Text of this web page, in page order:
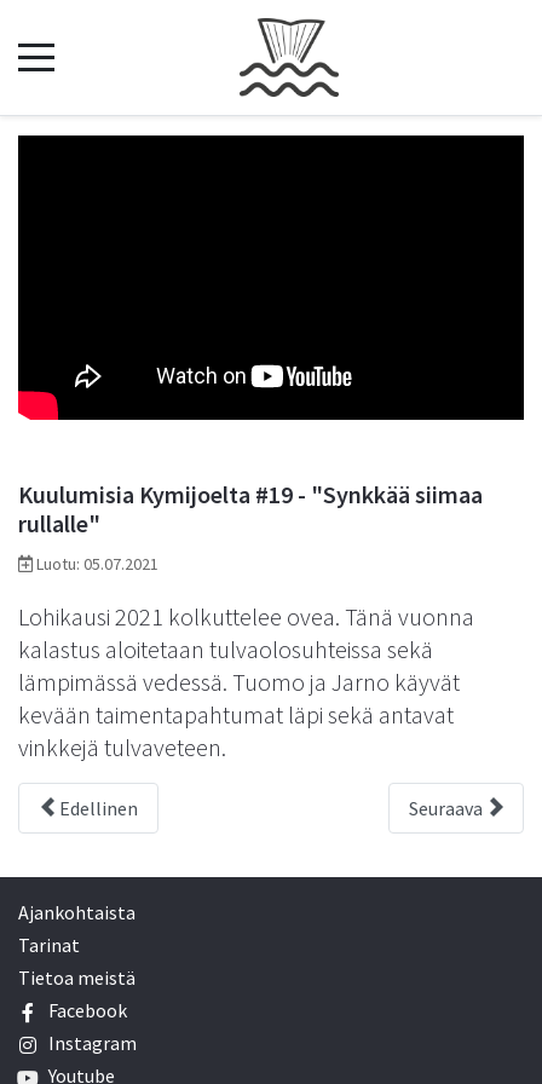
Kuulumisia Kymijoelta #19 - "Synkkää siimaa
rullalle"
Luotu: 05.07.2021
Lohikausi 2021 kolkuttelee ovea. Tänä vuonna
kalastus aloitetaan tulvaolosuhteissa sekä
lämpimässä vedessä. Tuomo ja Jarno käyvät
kevään taimentapahtumat läpi sekä antavat
vinkkejä tulvaveteen.
Edellinen Seuraava
Ajankohtaista
Tarinat
Tietoa meistä
Facebook
Instagram
Youtube